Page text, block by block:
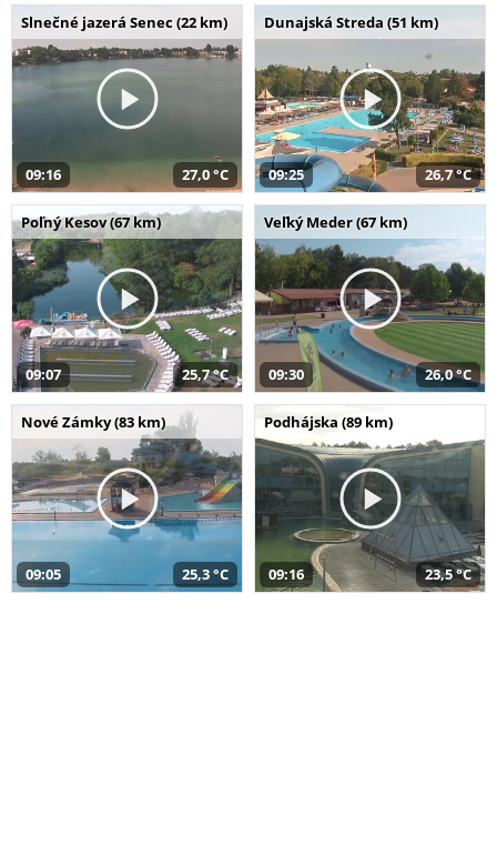
Slnečné jazerá Senec (22 km)
09:16 27,0 °C
Dunajská Streda (51 km)
09:25 26,7 °C
Poľný Kesov (67 km)
09:07 25,7 °C
Veľký Meder (67 km)
09:30 26,0 °C
Nové Zámky (83 km)
09:05 25,3 °C
Podhájska (89 km)
09:16 23,5 °C